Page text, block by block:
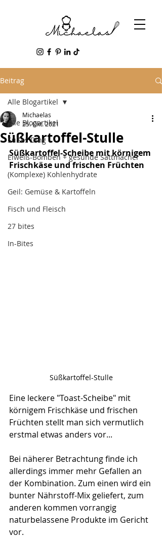
Beitrag
Alle Blogartikel
Süßes Ding
Eiweiß-Bomben + gesunde Sattmacher
(Komplexe) Kohlenhydrate
Geil: Gemüse & Kartoffeln
Fisch und Fleisch
27 bites
In-Bites
Alle Blogartikel
Süßkartoffel-Stulle
Michaelas
25. Okt. 2021
Süßkartoffel-Scheibe mit körnigem
Frischkäse und frischen Früchten
Süßkartoffel-Stulle
Eine leckere "Toast-Scheibe" mit
körnigem Frischkäse und frischen
Früchten stellt man sich vermutlich
erstmal etwas anders vor...
Bei näherer Betrachtung finde ich
allerdings immer mehr Gefallen an
der Kombination. Zum einen wird ein
bunter Nährstoff-Mix geliefert, zum
anderen kommen vorrangig
naturbelassene Produkte im Gericht
vor.